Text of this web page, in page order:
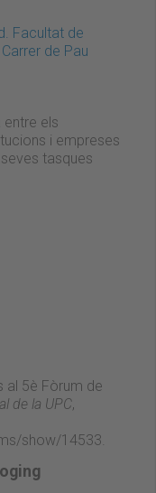
Facultat de
de Pau
entre els
i empreses
tasques
al 5è Fòrum de
de la UPC,
show/14533